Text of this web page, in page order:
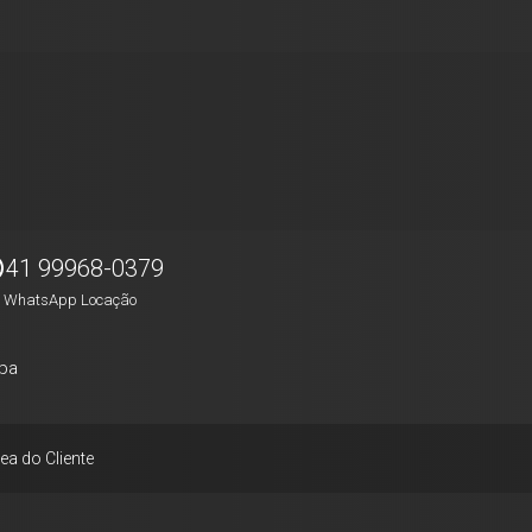
41 99968-0379
WhatsApp Locação
do Cliente